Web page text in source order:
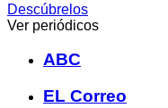
Descúbrelos
Ver periódicos
ABC
EL Correo